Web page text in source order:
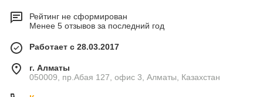
Рейтинг не сформирован
Менее 5 отзывов за последний год
Работает с 28.03.2017
г. Алматы
050009, пр.Абая 127, офис 3, Алматы, Казахстан